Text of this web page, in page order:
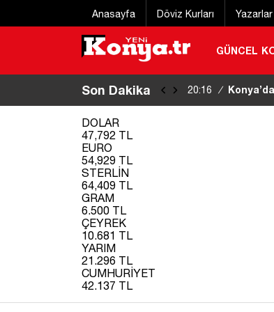
Anasayfa Döviz Kurları Yazarlar
GÜNCEL
Son Dakika 20:03 /
DOLAR
47,792 TL
EURO
54,929 TL
STERLİN
64,409 TL
GRAM
6.500 TL
ÇEYREK
10.681 TL
YARIM
21.296 TL
CUMHURİYET
42.137 TL